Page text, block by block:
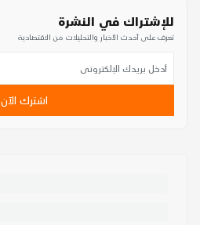
للإشتراك في النشرة
تعرف على أحدث الأخبار والتحليلات من الاقتصادية
اشترك الآن